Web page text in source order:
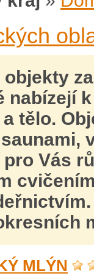
objekty
nabízejí
tělo.
Vás
MLÝN